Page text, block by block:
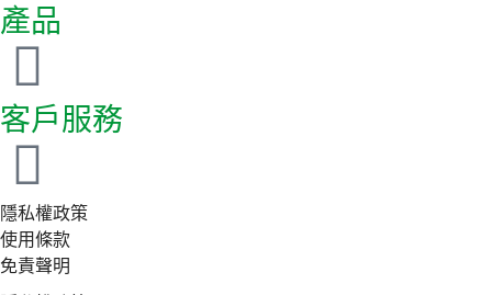
產品
客戶服務
隱私權政策
使用條款
免責聲明